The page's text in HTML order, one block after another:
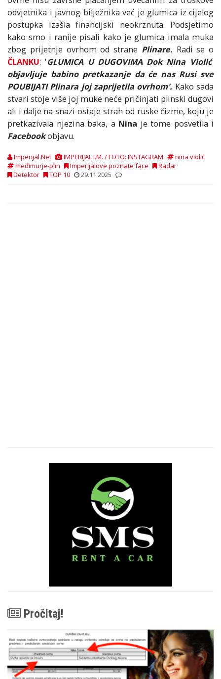
odvjetnika i javnog bilježnika već je glumica iz cijelog
postupka izašla financijski neokrznuta. Podsjetimo
kako smo i ranije pisali kako je glumica imala muka
zbog prijetnje ovrhom od strane Plinare. Radi se o
ČLANKU: 'GLUMICA U DUGOVIMA Dok Nina Violić
objavljuje babino pretkazanje da će nas Rusi sve
POUBIJATI Plinara joj zaprijetila ovrhom'. Kako sada
stvari stoje više joj muke neće pričinjati plinski dugovi
ali i dalje na snazi ostaje strah od ruske čizme, koju je
pretkazivala njezina baka, a Nina je tome posvetila i
Facebookobjavu.
Imperijal.Net IMPERIJAL I.M. / FOTO: INSTAGRAM
nina violić
međimurje-plin
Imperijalove poznate face
Radar
Detektor
TOP 10 29.11.2025
Pročitaj!